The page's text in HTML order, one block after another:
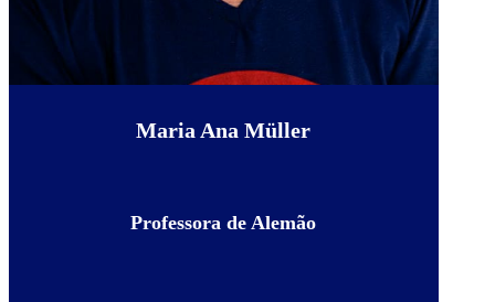
Maria Ana Müller
Professora de Alemão